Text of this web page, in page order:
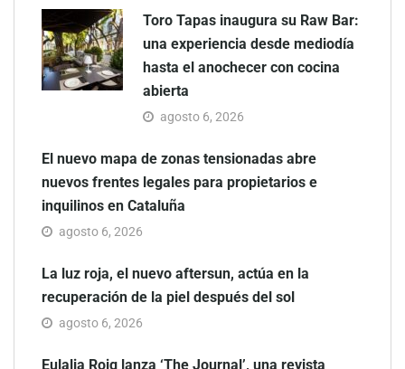
Toro Tapas inaugura su Raw Bar:
una experiencia desde mediodía
hasta el anochecer con cocina
abierta
agosto 6, 2026
El nuevo mapa de zonas tensionadas abre
nuevos frentes legales para propietarios e
inquilinos en Cataluña
agosto 6, 2026
La luz roja, el nuevo aftersun, actúa en la
recuperación de la piel después del sol
agosto 6, 2026
Eulalia Roig lanza ‘The Journal’, una revista